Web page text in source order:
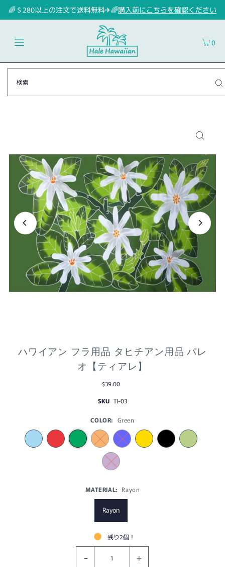
🌈＄280以上の注文で送料無料✈🌈購入前にこちらを確認ください
0
ハワイアン フラ用品 タヒチアン用品 パレ
オ【ティアレ】
$39.00
SKU TI-03
COLOR: Green
MATERIAL: Rayon
Rayon
残り2個！
- +